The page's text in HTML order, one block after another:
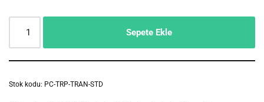
Sepete Ekle
Stok kodu: PC-TRP-TRAN-STD